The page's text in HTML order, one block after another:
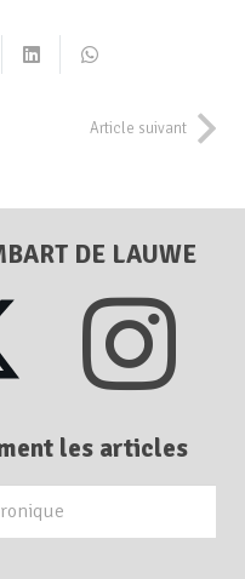
Article suivant
DE LAUWE
les articles